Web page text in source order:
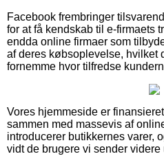
Facebook frembringer
for at få kendskab til e-firmaets
endda online firmaer som
af deres købsoplevelse, hvilket
fornemme hvor tilfredse
Vores hjemmeside er
sammen med massevis af
introducerer butikkernes varer,
vidt de brugere vi sender videre